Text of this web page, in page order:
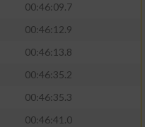
00:46:09.7
00:46:12.9
00:46:13.8
00:46:35.2
00:46:35.3
00:46:41.0